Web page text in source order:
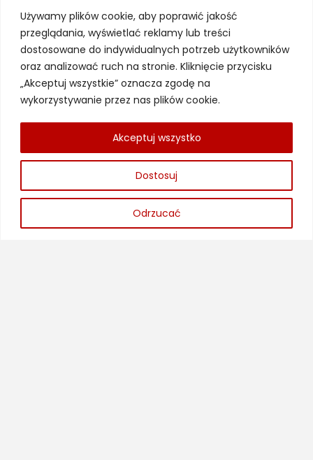
Używamy plików cookie, aby poprawić jakość
przeglądania, wyświetlać reklamy lub treści
dostosowane do indywidualnych potrzeb użytkowników
oraz analizować ruch na stronie. Kliknięcie przycisku
„Akceptuj wszystkie” oznacza zgodę na
wykorzystywanie przez nas plików cookie.
Dostosuj
Odrzucać
Akceptuj wszystko
Systemy alarmowe
System monitoringu wizyjnego
Kontrola dostępu
Sygnalizacja pożaru
DSO i nagłośnienie
Nawigacja
Strona główna